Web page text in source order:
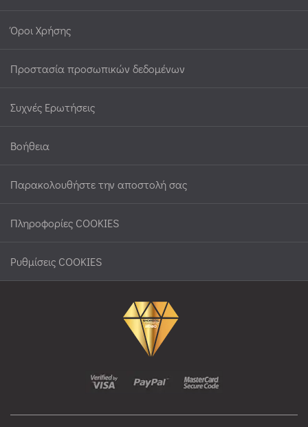
Όροι Χρήσης
Προστασία προσωπικών δεδομένων
Συχνές Ερωτήσεις
Βοήθεια
Παρακολουθήστε την αποστολή σας
Πληροφορίες COOKIES
Ρυθμίσεις COOKIES